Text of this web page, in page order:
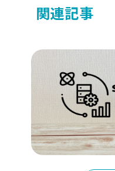
関連記事